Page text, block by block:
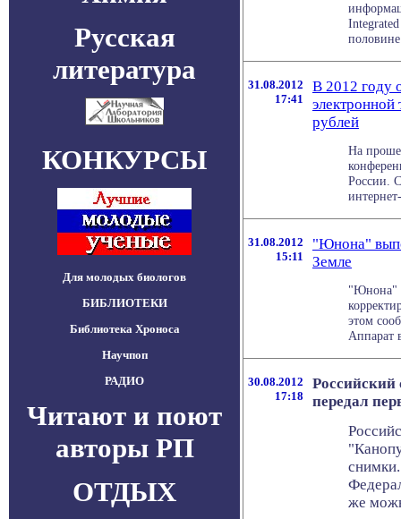
Русская
литература
КОНКУРСЫ
Для молодых биологов
БИБЛИОТЕКИ
Библиотека Хроноса
Научпоп
РАДИО
Читают и поют
авторы РП
ОТДЫХ
половине
31.08.2012
17:41
В 2012 году
электронной
рублей
На
России.
31.08.2012
15:11
"Юнона"
Земле
"Юнона"
этом
Аппарат
30.08.2012
17:18
Российский
передал
же